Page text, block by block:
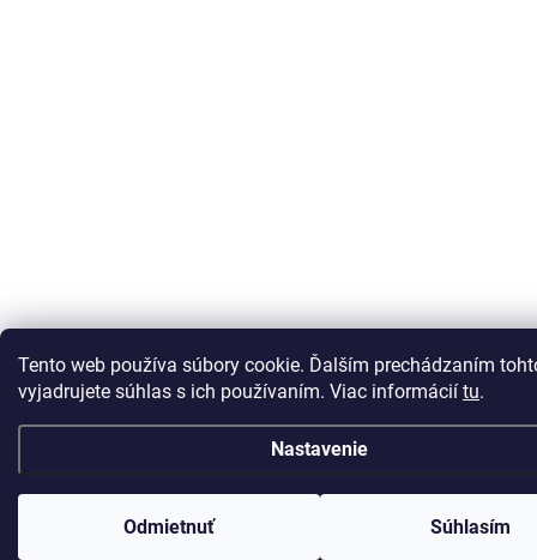
Tento web používa súbory cookie. Ďalším prechádzaním
vyjadrujete súhlas s ich používaním. Viac informácií tu.
Nastavenie
Odmietnuť Súhlasím